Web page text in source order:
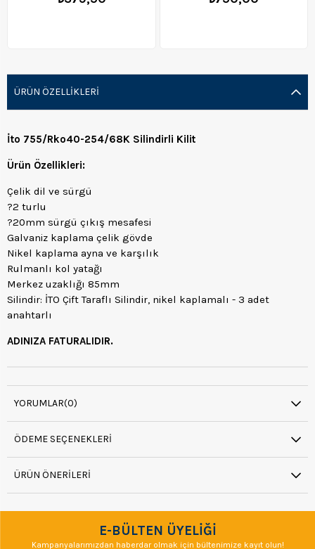
ÜRÜN ÖZELLIKLERI
İto 755/Rko40-254/68K Silindirli Kilit
Ürün Özellikleri:
Çelik dil ve sürgü
?2 turlu
?20mm sürgü çıkış mesafesi
Galvaniz kaplama çelik gövde
Nikel kaplama ayna ve karşılık
Rulmanlı kol yatağı
Merkez uzaklığı 85mm
Silindir: İTO Çift Taraflı Silindir, nikel kaplamalı - 3 adet
anahtarlı
ADINIZA FATURALIDIR.
YORUMLAR(0)
ÖDEME SEÇENEKLERI
ÜRÜN ÖNERILERI
E-BÜLTEN ÜYELİĞİ
Kampanyalarımızdan haberdar olmak için bültenimize kayıt olun!